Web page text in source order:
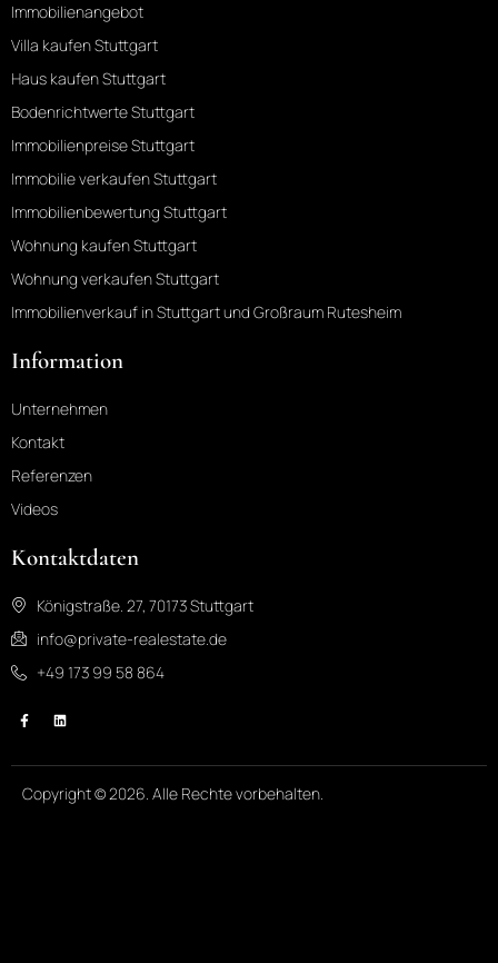
Immobilienangebot
Villa kaufen Stuttgart
Haus kaufen Stuttgart
Bodenrichtwerte Stuttgart
Immobilienpreise Stuttgart
Immobilie verkaufen Stuttgart
Immobilienbewertung Stuttgart
Wohnung kaufen Stuttgart
Wohnung verkaufen Stuttgart
Immobilienverkauf in Stuttgart und Großraum Rutesheim
Information
Unternehmen
Kontakt
Referenzen
Videos
Kontaktdaten
Königstraße. 27, 70173 Stuttgart
info@private-realestate.de
+49 173 99 58 864
Copyright © 2026. Alle Rechte vorbehalten.